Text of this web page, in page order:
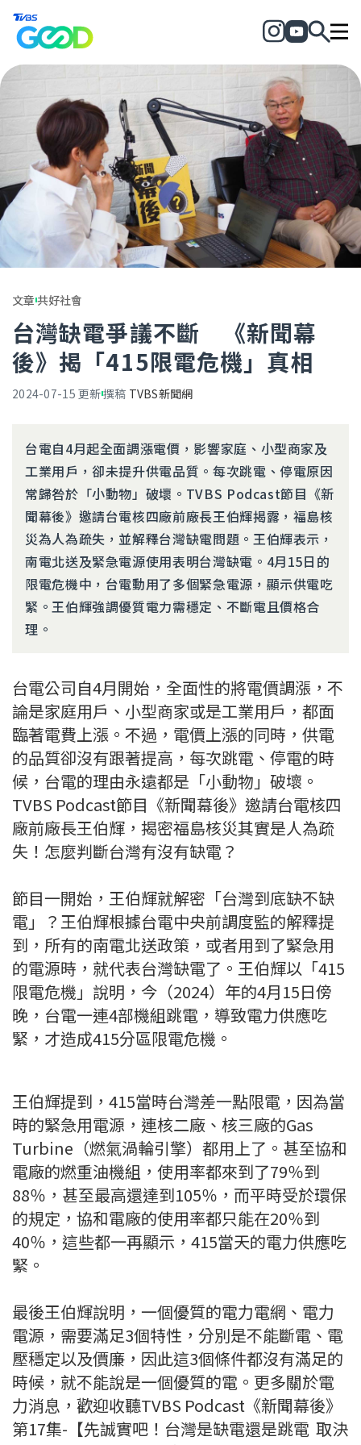
文章共好社會
台灣缺電爭議不斷 《新聞幕
後》揭「415限電危機」真相
2024-07-15 更新撰稿 TVBS新聞網
台電自4月起全面調漲電價，影響家庭、小型商家及
工業用戶，卻未提升供電品質。每次跳電、停電原因
常歸咎於「小動物」破壞。TVBS Podcast節目《新
聞幕後》邀請台電核四廠前廠長王伯輝揭露，福島核
災為人為疏失，並解釋台灣缺電問題。王伯輝表示，
南電北送及緊急電源使用表明台灣缺電。4月15日的
限電危機中，台電動用了多個緊急電源，顯示供電吃
緊。王伯輝強調優質電力需穩定、不斷電且價格合
理。
台電公司自4月開始，全面性的將電價調漲，不
論是家庭用戶、小型商家或是工業用戶，都面
臨著電費上漲。不過，電價上漲的同時，供電
的品質卻沒有跟著提高，每次跳電、停電的時
候，台電的理由永遠都是「小動物」破壞。
TVBS Podcast節目《新聞幕後》邀請台電核四
廠前廠長王伯輝，揭密福島核災其實是人為疏
失！怎麼判斷台灣有沒有缺電？
節目一開始，王伯輝就解密「台灣到底缺不缺
電」？王伯輝根據台電中央前調度監的解釋提
到，所有的南電北送政策，或者用到了緊急用
的電源時，就代表台灣缺電了。王伯輝以「415
限電危機」說明，今（2024）年的4月15日傍
晚，台電一連4部機組跳電，導致電力供應吃
緊，才造成415分區限電危機。
王伯輝提到，415當時台灣差一點限電，因為當
時的緊急用電源，連核二廠、核三廠的Gas
Turbine（燃氣渦輪引擎）都用上了。甚至協和
電廠的燃重油機組，使用率都來到了79％到
88％，甚至最高還達到105％，而平時受於環保
的規定，協和電廠的使用率都只能在20％到
40％，這些都一再顯示，415當天的電力供應吃
緊。
最後王伯輝說明，一個優質的電力電網、電力
電源，需要滿足3個特性，分別是不能斷電、電
壓穩定以及價廉，因此這3個條件都沒有滿足的
時候，就不能說是一個優質的電。更多關於電
力消息，歡迎收聽TVBS Podcast《新聞幕後》
第17集-【先誠實吧！台灣是缺電還是跳電 取決